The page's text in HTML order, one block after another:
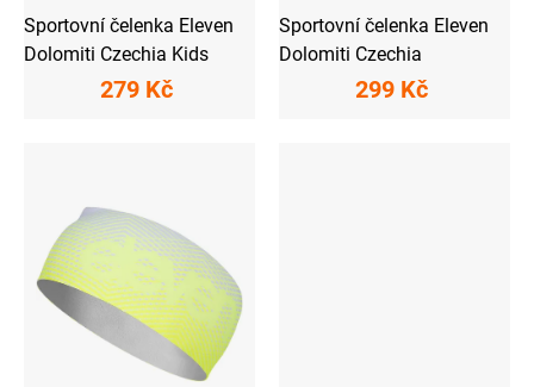
Sportovní čelenka Eleven
Dolomiti Czechia Kids
279 Kč
Sportovní čelenka Eleven
Dolomiti Czechia
299 Kč